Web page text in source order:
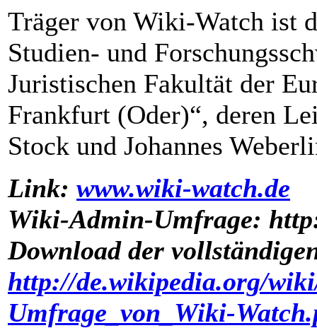
Träger von Wiki-Watch ist
Studien- und
Juristischen Fakultät der
Frankfurt (Oder)“, deren
Stock und Johannes
Link: www.wiki-watch.de
Wiki-Admin-Umfrage:
Download der
http://de.wikipedia.org/
Umfrage_von_Wiki-